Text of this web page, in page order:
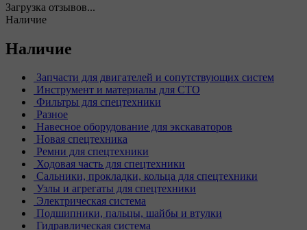
Загрузка отзывов...
Наличие
Наличие
Запчасти для двигателей и сопутствующих систем
Инструмент и материалы для СТО
Фильтры для спецтехники
Разное
Навесное оборудование для экскаваторов
Новая спецтехника
Ремни для спецтехники
Ходовая часть для спецтехники
Сальники, прокладки, кольца для спецтехники
Узлы и агрегаты для спецтехники
Электрическая система
Подшипники, пальцы, шайбы и втулки
Гидравлическая система